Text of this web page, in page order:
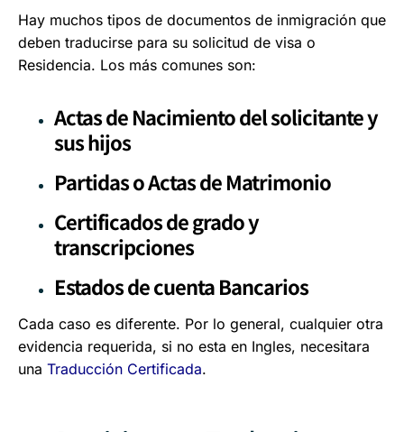
Hay muchos tipos de documentos de inmigración que
deben traducirse para su solicitud de visa o
Residencia. Los más comunes son:
Actas de Nacimiento del solicitante y
sus hijos
Partidas o Actas de Matrimonio
Certificados de grado y
transcripciones
Estados de cuenta Bancarios
Cada caso es diferente. Por lo general, cualquier otra
evidencia requerida, si no esta en Ingles, necesitara
una Traducción Certificada.